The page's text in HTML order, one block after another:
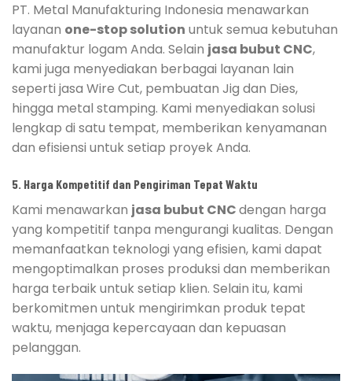
PT. Metal Manufakturing Indonesia menawarkan
layanan one-stop solution untuk semua kebutuhan
manufaktur logam Anda. Selain jasa bubut CNC,
kami juga menyediakan berbagai layanan lain
seperti jasa Wire Cut, pembuatan Jig dan Dies,
hingga metal stamping. Kami menyediakan solusi
lengkap di satu tempat, memberikan kenyamanan
dan efisiensi untuk setiap proyek Anda.
5. Harga Kompetitif dan Pengiriman Tepat Waktu
Kami menawarkan jasa bubut CNCdengan harga
yang kompetitif tanpa mengurangi kualitas. Dengan
memanfaatkan teknologi yang efisien, kami dapat
mengoptimalkan proses produksi dan memberikan
harga terbaik untuk setiap klien. Selain itu, kami
berkomitmen untuk mengirimkan produk tepat
waktu, menjaga kepercayaan dan kepuasan
pelanggan.